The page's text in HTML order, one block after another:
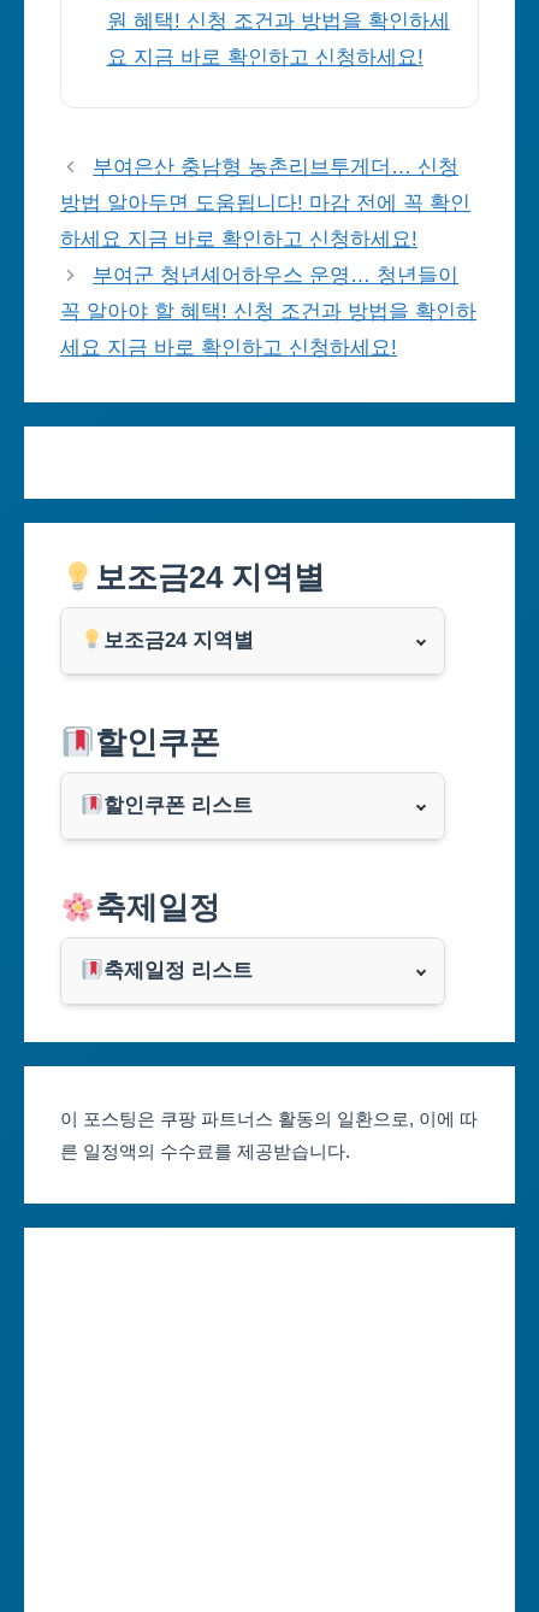
원 혜택! 신청 조건과 방법을 확인하세
요 지금 바로 확인하고 신청하세요!
부여은산 충남형 농촌리브투게더… 신청
방법 알아두면 도움됩니다! 마감 전에 꼭 확인
하세요 지금 바로 확인하고 신청하세요!
부여군 청년셰어하우스 운영… 청년들이
꼭 알아야 할 혜택! 신청 조건과 방법을 확인하
세요 지금 바로 확인하고 신청하세요!
보조금24 지역별
보조금24 지역별
부산광역시
대구광역시
인천광역시
광주광역시
대전광역시
할인쿠폰
할인쿠폰 리스트
쿠팡
클룩
축제일정
축제일정 리스트
대구축제 일정
인천축제 일정
이 포스팅은 쿠팡 파트너스 활동의 일환으로, 이에 따
른 일정액의 수수료를 제공받습니다.